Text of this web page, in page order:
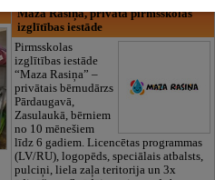
Maza Rasiņa, privātā pirmsskolas
izglītības iestāde
Pirmsskolas
izglītības iestāde
“Maza Rasiņa” –
privātais bērnudārzs
Pārdaugavā,
Zasulaukā, bērniem
no 10 mēnešiem
līdz 6 gadiem. Licencētas programmas
(LV/RU), logopēds, speciālais atbalsts,
pulciņi, liela zaļa teritorija un 3x